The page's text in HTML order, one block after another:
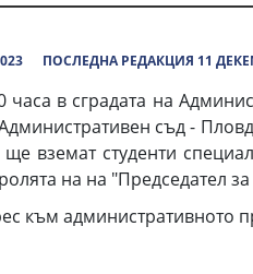
ПОСЛЕДНА РЕДАКЦИЯ 11
часа в сградата на
съд -
вземат студенти
на на "Председател
към административното